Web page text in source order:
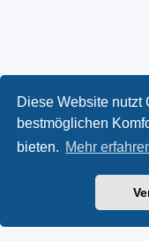
Diese Website nutzt
bestmöglichen
bieten. Mehr